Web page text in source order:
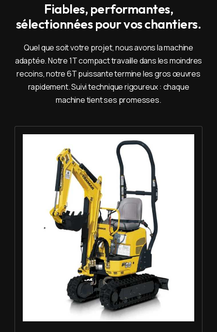
Fiables, performantes,
sélectionnées pour vos chantiers.
Quel que soit votre projet, nous avons la machine
adaptée. Notre 1T compact travaille dans les moindres
recoins, notre 6T puissante termine les gros œuvres
rapidement. Suivi technique rigoureux : chaque
machine tient ses promesses.
Louer Mini pelle 1T - Yanmar SV 08